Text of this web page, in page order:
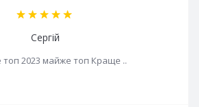
Сергій
топ 2023 майже топ Краще ..